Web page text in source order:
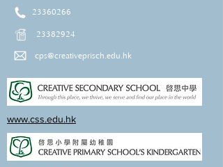
23360266
23382924
cps@creativeprisch.edu.hk
www.css.edu.hk